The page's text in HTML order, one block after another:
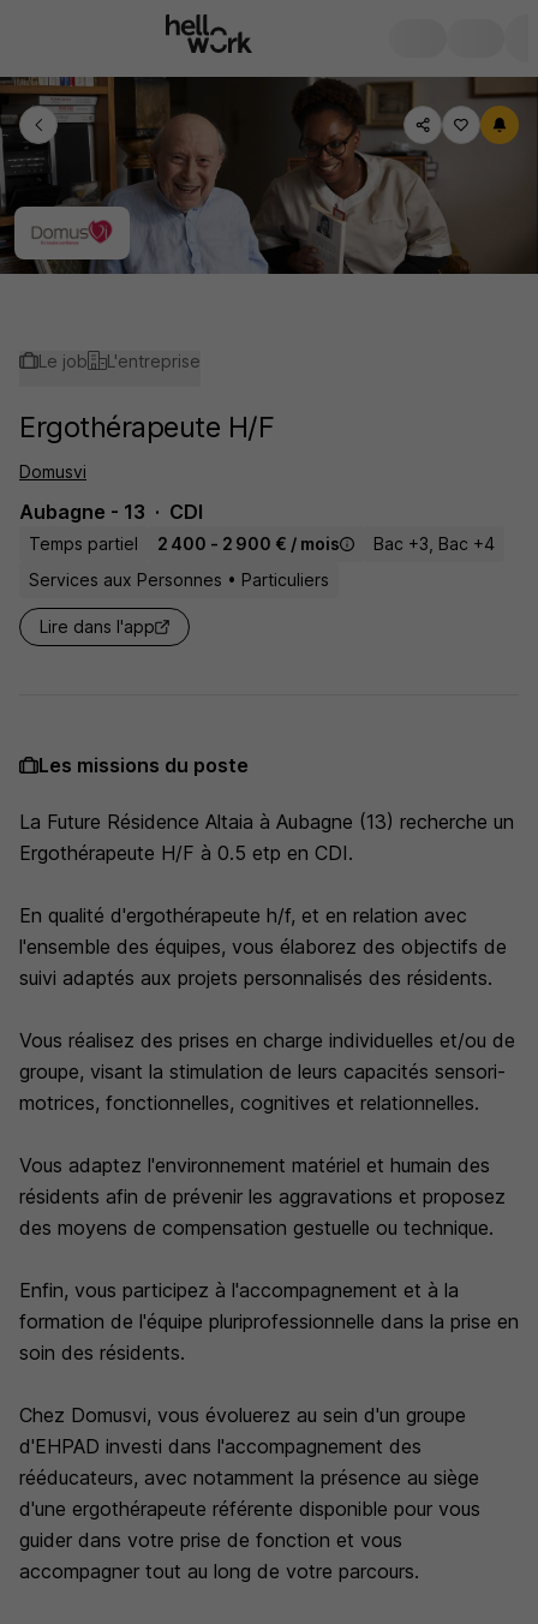
Le job L'entreprise
Ergothérapeute H/F
Domusvi
Aubagne - 13 CDI
Temps partiel 2 400 - 2 900 € / mois
Bac +3, Bac +4
Services aux Personnes • Particuliers
Lire dans l'app
Les missions du poste
La Future Résidence Altaia à Aubagne (13) recherche un
Ergothérapeute H/F à 0.5 etp en CDI.
En qualité d'ergothérapeute h/f, et en relation avec
l'ensemble des équipes, vous élaborez des objectifs de
suivi adaptés aux projets personnalisés des résidents.
Vous réalisez des prises en charge individuelles et/ou de
groupe, visant la stimulation de leurs capacités sensori-
motrices, fonctionnelles, cognitives et relationnelles.
Vous adaptez l'environnement matériel et humain des
résidents afin de prévenir les aggravations et proposez
des moyens de compensation gestuelle ou technique.
Enfin, vous participez à l'accompagnement et à la
formation de l'équipe pluriprofessionnelle dans la prise en
soin des résidents.
Chez Domusvi, vous évoluerez au sein d'un groupe
d'EHPAD investi dans l'accompagnement des
rééducateurs, avec notamment la présence au siège
d'une ergothérapeute référente disponible pour vous
guider dans votre prise de fonction et vous
accompagner tout au long de votre parcours.